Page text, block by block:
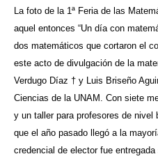
La foto de la 1ª Feria de las
aquel entonces “Un día con
dos matemáticos que cortaron el
este acto de divulgación de la
Verdugo Díaz † y Luis Briseño
Ciencias de la UNAM. Con siete
y un taller para profesores de
que el año pasado llegó a la
credencial de elector fue